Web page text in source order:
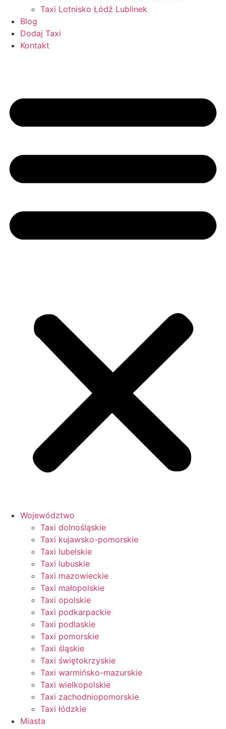
Taxi Lotnisko Łódź Lublinek
Blog
Dodaj Taxi
Kontakt
Województwo
Taxi dolnośląskie
Taxi kujawsko-pomorskie
Taxi lubelskie
Taxi lubuskie
Taxi mazowieckie
Taxi małopolskie
Taxi opolskie
Taxi podkarpackie
Taxi podlaskie
Taxi pomorskie
Taxi śląskie
Taxi świętokrzyskie
Taxi warmińsko-mazurskie
Taxi wielkopolskie
Taxi zachodniopomorskie
Taxi łódzkie
Miasta